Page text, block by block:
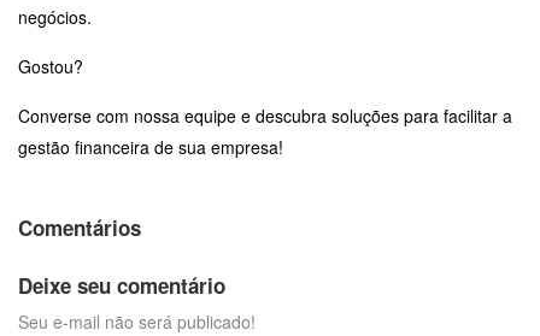
negócios.
Gostou?
Converse com nossa equipe e descubra soluções para facilitar a
gestão financeira de sua empresa!
Comentários
Deixe seu comentário
Seu e-mail não será publicado!